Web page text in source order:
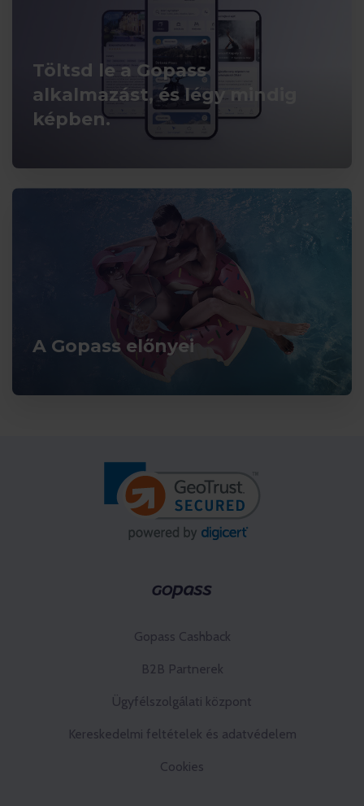
Töltsd le a Gopass
alkalmazást, és légy mindig
képben.
A Gopass előnyei
Gopass Cashback
B2B Partnerek
Ügyfélszolgálati központ
Kereskedelmi feltételek és adatvédelem
Cookies